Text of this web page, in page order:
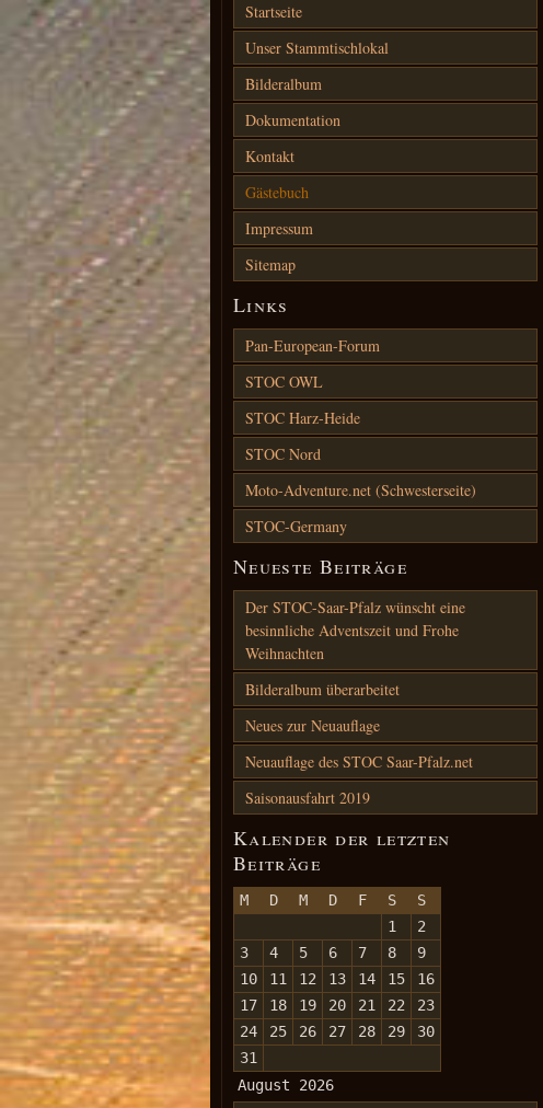
Startseite
Unser Stammtischlokal
Bilderalbum
Dokumentation
Kontakt
Gästebuch
Impressum
Sitemap
Links
Pan-European-Forum
STOC OWL
STOC Harz-Heide
STOC Nord
Moto-Adventure.net (Schwesterseite)
STOC-Germany
Neueste Beiträge
Der STOC-Saar-Pfalz wünscht eine
besinnliche Adventszeit und Frohe
Weihnachten
Bilderalbum überarbeitet
Neues zur Neuauflage
Neuauflage des STOC Saar-Pfalz.net
Saisonausfahrt 2019
Kalender der letzten
Beiträge
August 2026
M D M D F S
S
1
2
3
4 5 6 7 8
9
10
11 12 13 14 15
16
17
18 19 20 21 22
23
24
25 26 27 28 29
30
31